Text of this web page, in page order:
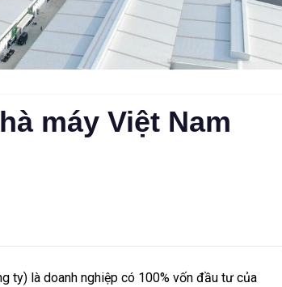
máy Việt Nam
ty) là doanh nghiệp có 100% vốn đầu tư của